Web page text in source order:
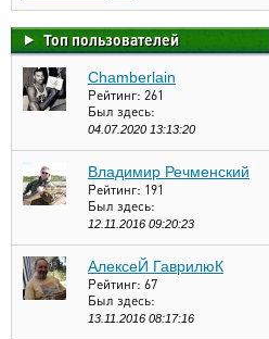
Топ пользователей
Chamberlain
Рейтинг: 261
Был здесь:
04.07.2020 13:13:20
Владимир Речменский
Рейтинг: 191
Был здесь:
12.11.2016 09:20:23
АлексеЙ ГаврилюК
Рейтинг: 67
Был здесь:
13.11.2016 08:17:16